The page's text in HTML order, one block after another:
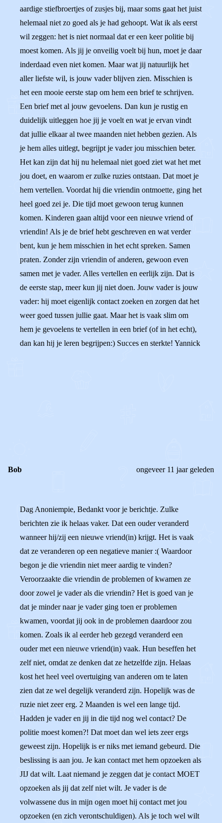
aardige stiefbroertjes of zusjes bij, maar soms gaat het juist
helemaal niet zo goed als je had gehoopt. Wat ik als eerst
wil zeggen: het is niet normaal dat er een keer politie bij
moest komen. Als jij je onveilig voelt bij hun, moet je daar
inderdaad even niet komen. Maar wat jij natuurlijk het
aller liefste wil, is jouw vader blijven zien. Misschien is
het een mooie eerste stap om hem een brief te schrijven.
Een brief met al jouw gevoelens. Dan kun je rustig en
duidelijk uitleggen hoe jij je voelt en wat je ervan vindt
dat jullie elkaar al twee maanden niet hebben gezien. Als
je hem alles uitlegt, begrijpt je vader jou misschien beter.
Het kan zijn dat hij nu helemaal niet goed ziet wat het met
jou doet, en waarom er zulke ruzies ontstaan. Dat moet je
hem vertellen. Voordat hij die vriendin ontmoette, ging het
heel goed zei je. Die tijd moet gewoon terug kunnen
komen. Kinderen gaan altijd voor een nieuwe vriend of
vriendin! Als je de brief hebt geschreven en wat verder
bent, kun je hem misschien in het echt spreken. Samen
praten. Zonder zijn vriendin of anderen, gewoon even
samen met je vader. Alles vertellen en eerlijk zijn. Dat is
de eerste stap, meer kun jij niet doen. Jouw vader is jouw
vader: hij moet eigenlijk contact zoeken en zorgen dat het
weer goed tussen jullie gaat. Maar het is vaak slim om
hem je gevoelens te vertellen in een brief (of in het echt),
dan kan hij je leren begrijpen:) Succes en sterkte! Yannick
Bob ongeveer 11 jaar geleden
Dag Anoniempie, Bedankt voor je berichtje. Zulke
berichten zie ik helaas vaker. Dat een ouder veranderd
wanneer hij/zij een nieuwe vriend(in) krijgt. Het is vaak
dat ze veranderen op een negatieve manier :( Waardoor
begon je die vriendin niet meer aardig te vinden?
Veroorzaakte die vriendin de problemen of kwamen ze
door zowel je vader als die vriendin? Het is goed van je
dat je minder naar je vader ging toen er problemen
kwamen, voordat jij ook in de problemen daardoor zou
komen. Zoals ik al eerder heb gezegd veranderd een
ouder met een nieuwe vriend(in) vaak. Hun beseffen het
zelf niet, omdat ze denken dat ze hetzelfde zijn. Helaas
kost het heel veel overtuiging van anderen om te laten
zien dat ze wel degelijk veranderd zijn. Hopelijk was de
ruzie niet zeer erg. 2 Maanden is wel een lange tijd.
Hadden je vader en jij in die tijd nog wel contact? De
politie moest komen?! Dat moet dan wel iets zeer ergs
geweest zijn. Hopelijk is er niks met iemand gebeurd. Die
beslissing is aan jou. Je kan contact met hem opzoeken als
JIJ dat wilt. Laat niemand je zeggen dat je contact MOET
opzoeken als jij dat zelf niet wilt. Je vader is de
volwassene dus in mijn ogen moet hij contact met jou
opzoeken (en zich verontschuldigen). Als je toch wel wilt